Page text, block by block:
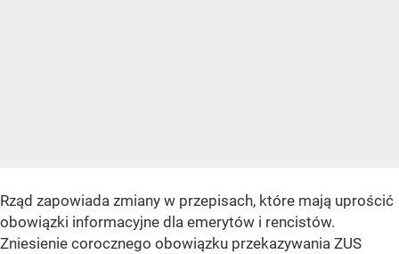
Rząd zapowiada zmiany w przepisach, które mają uprościć
obowiązki informacyjne dla emerytów i rencistów.
Zniesienie corocznego obowiązku przekazywania ZUS